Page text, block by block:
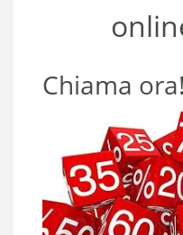
Chiama ora!